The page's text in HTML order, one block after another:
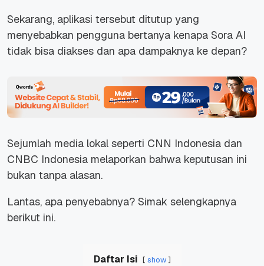
Sekarang, aplikasi tersebut ditutup yang
menyebabkan pengguna bertanya kenapa Sora AI
tidak bisa diakses dan apa dampaknya ke depan?
Sejumlah media lokal seperti CNN Indonesia dan
CNBC Indonesia melaporkan bahwa keputusan ini
bukan tanpa alasan.
Lantas, apa penyebabnya? Simak selengkapnya
berikut ini.
Daftar Isi show